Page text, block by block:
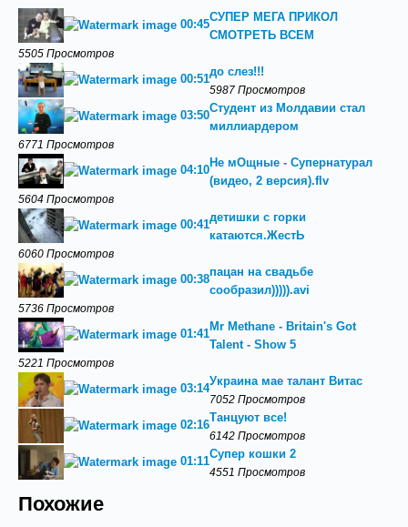
00:45
СУПЕР МЕГА ПРИКОЛ
СМОТРЕТЬ ВСЕМ
5505 Просмотров
00:51
до слез!!!
5987 Просмотров
03:50
Студент из Молдавии стал
миллиардером
6771 Просмотров
04:10
Не мОщные - Супернатурал
(видео, 2 версия).flv
5604 Просмотров
00:41
детишки с горки
катаются.ЖестЬ
6060 Просмотров
00:38
пацан на свадьбе
сообразил))))).avi
5736 Просмотров
01:41
Mr Methane - Britain's Got
Talent - Show 5
5221 Просмотров
03:14
Украина мае талант Витас
7052 Просмотров
02:16
Танцуют все!
6142 Просмотров
01:11
Супер кошки 2
4551 Просмотров
Похожие